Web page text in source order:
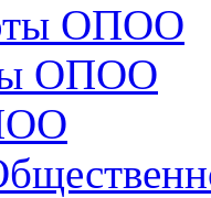
ОПОО
ОПОО